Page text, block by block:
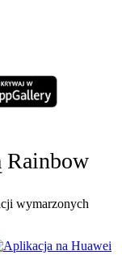
Rainbow
wymarzonych